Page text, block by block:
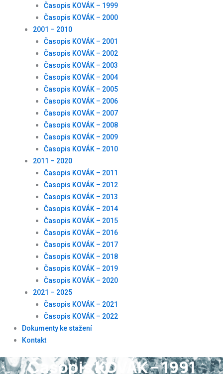
Časopis KOVÁK – 1999
Časopis KOVÁK – 2000
2001 – 2010
Časopis KOVÁK – 2001
Časopis KOVÁK – 2002
Časopis KOVÁK – 2003
Časopis KOVÁK – 2004
Časopis KOVÁK – 2005
Časopis KOVÁK – 2006
Časopis KOVÁK – 2007
Časopis KOVÁK – 2008
Časopis KOVÁK – 2009
Časopis KOVÁK – 2010
2011 – 2020
Časopis KOVÁK – 2011
Časopis KOVÁK – 2012
Časopis KOVÁK – 2013
Časopis KOVÁK – 2014
Časopis KOVÁK – 2015
Časopis KOVÁK – 2016
Časopis KOVÁK – 2017
Časopis KOVÁK – 2018
Časopis KOVÁK – 2019
Časopis KOVÁK – 2020
2021 – 2025
Časopis KOVÁK – 2021
Časopis KOVÁK – 2022
Dokumenty ke stažení
Kontakt
Časopis KOVÁK – 1991